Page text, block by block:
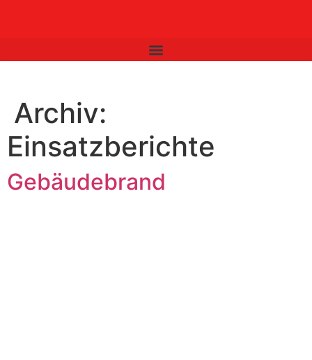
Archiv:
Einsatzberichte
Gebäudebrand